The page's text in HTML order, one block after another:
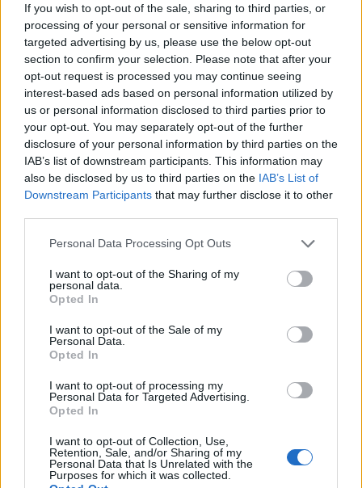
If you wish to opt-out of the sale, sharing to third parties, or
processing of your personal or sensitive information for
targeted advertising by us, please use the below opt-out
section to confirm your selection. Please note that after your
opt-out request is processed you may continue seeing
interest-based ads based on personal information utilized by
us or personal information disclosed to third parties prior to
your opt-out. You may separately opt-out of the further
disclosure of your personal information by third parties on the
IAB’s list of downstream participants. This information may
also be disclosed by us to third parties on the IAB’s List of
Downstream Participants that may further disclose it to other
Personal Data Processing Opt Outs
I want to opt-out of the Sharing of my
personal data.
Opted In
I want to opt-out of the Sale of my
Personal Data.
Opted In
I want to opt-out of processing my
Personal Data for Targeted Advertising.
Opted In
I want to opt-out of Collection, Use,
Retention, Sale, and/or Sharing of my
Personal Data that Is Unrelated with the
Purposes for which it was collected.
metkach od...
Wiedza ogólna
Jesteś alfą i omegą? To nic w tym quizie
nie ...
Językowe·Łamigłówki
18 zagadek językowych - znasz poprawną
formę?
Wiedza ogólna